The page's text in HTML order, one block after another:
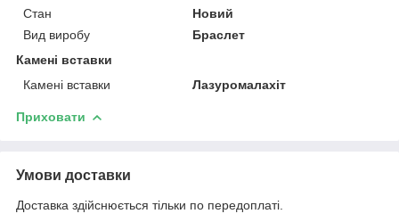
Стан
Новий
Вид виробу
Браслет
Камені вставки
Камені вставки
Лазуромалахіт
Приховати
Умови доставки
Доставка здійснюється тільки по передоплаті.